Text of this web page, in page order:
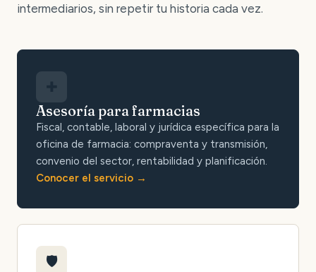
intermediarios, sin repetir tu historia cada vez.
Asesoría para farmacias
Fiscal, contable, laboral y jurídica específica para la
oficina de farmacia: compraventa y transmisión,
convenio del sector, rentabilidad y planificación.
Conocer el servicio
🛡️